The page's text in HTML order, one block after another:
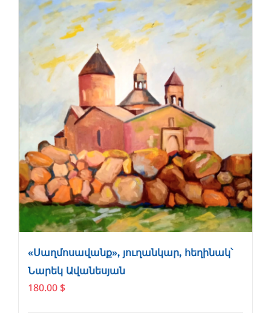
«Սաղմոսավանք», յուղանկար, հեղինակ՝
Նարեկ Ավանեսյան
180.00 $